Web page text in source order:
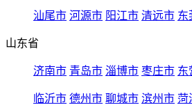
汕尾市 河源市 阳江市 清远市 东
山东省
济南市 青岛市 淄博市 枣庄市 东
临沂市 德州市 聊城市 滨州市 菏